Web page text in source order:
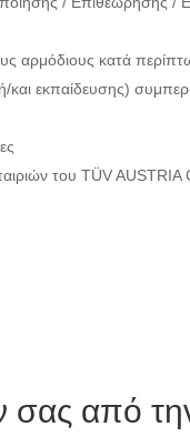
αρμόδιους κατά
εκπαίδευσης)
του TÜV AUSTRIA
σας από